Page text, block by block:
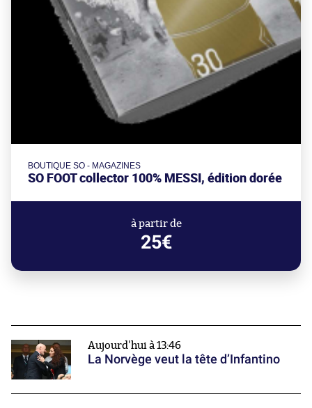
BOUTIQUE SO - MAGAZINES
SO FOOT collector 100% MESSI, édition dorée
à partir de
25€
Aujourd'hui à 13:46
La Norvège veut la tête d’Infantino